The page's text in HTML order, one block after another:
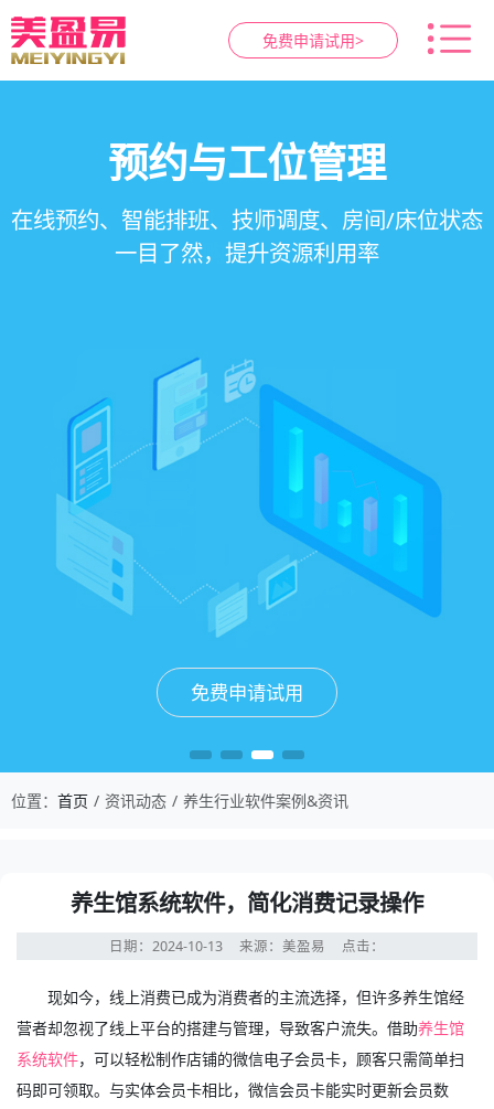
免费申请试用>
智慧养生馆管理系统
一站式解决养生馆预约、服务、会员、财务、营
销全流程数字化管理
免费申请试用
会员营销&锁客
会员积分、套餐定制、精准营销、客户关怀，提
升复购率与客单价
免费申请试用
预约与工位管理
在线预约、智能排班、技师调度、房间/床位状态
一目了然，提升资源利用率
免费申请试用
健康档案与效果追踪
客户体质记录、服务方案执行、效果对比，数据
化展示服务价值
免费申请试用
位置： 首页 资讯动态 养生行业软件案例&资讯
养生馆系统软件，简化消费记录操作
日期：2024-10-13 来源：美盈易 点击：
现如今，线上消费已成为消费者的主流选择，但许多养生馆经
营者却忽视了线上平台的搭建与管理，导致客户流失。借助养生馆
系统软件，可以轻松制作店铺的微信电子会员卡，顾客只需简单扫
码即可领取。与实体会员卡相比，微信会员卡能实时更新会员数